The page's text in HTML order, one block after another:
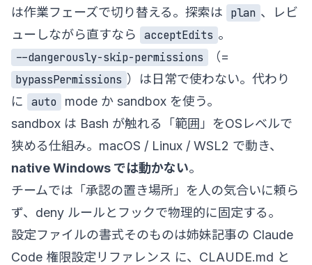
は作業フェーズで切り替える。探索は
plan 、レビ
ューしながら直すなら
acceptEdits 。
--dangerously-skip-permissions
（=
bypassPermissions ）は日常で使わない。代わり
に
auto
mode か sandbox を使う。
sandbox は Bash が触れる「範囲」をOSレベルで
狭める仕組み。macOS / Linux / WSL2 で動き、
native Windows では動かない。
チームでは「承認の置き場所」を人の気合いに頼ら
ず、deny ルールとフックで物理的に固定する。
設定ファイルの書式そのものは姉妹記事の Claude
Code 権限設定リファレンス に、CLAUDE.md と